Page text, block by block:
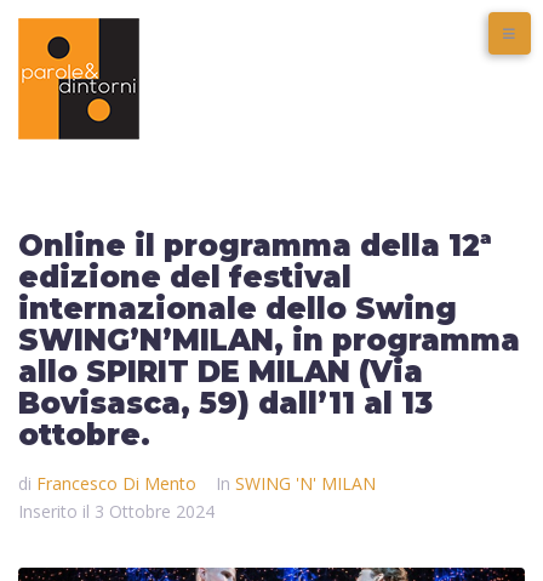
Online il programma della 12ª
edizione del festival
internazionale dello Swing
SWING’N’MILAN, in programma
allo SPIRIT DE MILAN (Via
Bovisasca, 59) dall’11 al 13
ottobre.
di Francesco Di Mento In SWING 'N' MILAN
Inserito il 3 Ottobre 2024